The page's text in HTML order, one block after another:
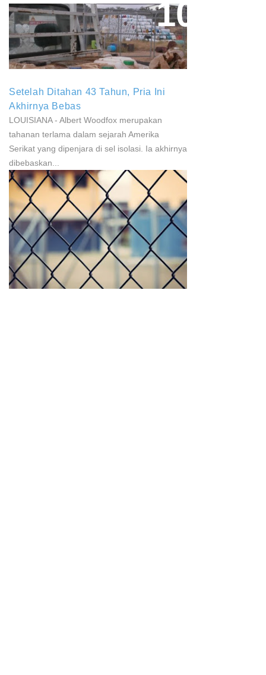
Paparan Pestisida Sebabkan
Parkinson Dan Kanker
Setelah Ditahan 43 Tahun, Pria Ini
Akhirnya Bebas
LOUISIANA - Albert Woodfox merupakan
tahanan terlama dalam sejarah Amerika
Serikat yang dipenjara di sel isolasi. Ia akhirnya
dibebaskan...